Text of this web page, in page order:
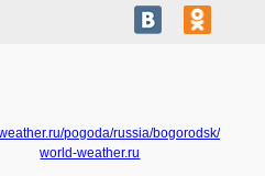
pogoda/russia/bogorodsk/
world-weather.ru